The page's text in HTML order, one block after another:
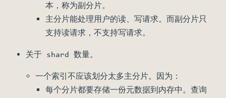
本，称为副分片。
主分片能处理用户的读、写请求。而副分片只
支持读请求，不支持写请求。
关于 shard 数量。
一个索引不应该划分太多主分片。因为：
每个分片都要存储一份元数据到内存中。查询